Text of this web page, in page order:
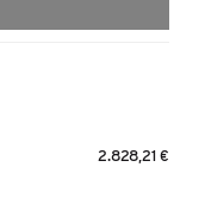
2.828,21 €